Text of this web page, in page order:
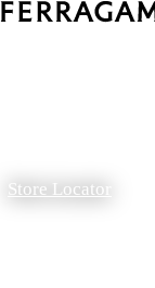
Store Locator